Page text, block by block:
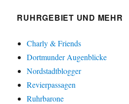
RUHRGEBIET UND MEHR
Charly & Friends
Dortmunder Augenblicke
Nordstadtblogger
Revierpassagen
Ruhrbarone